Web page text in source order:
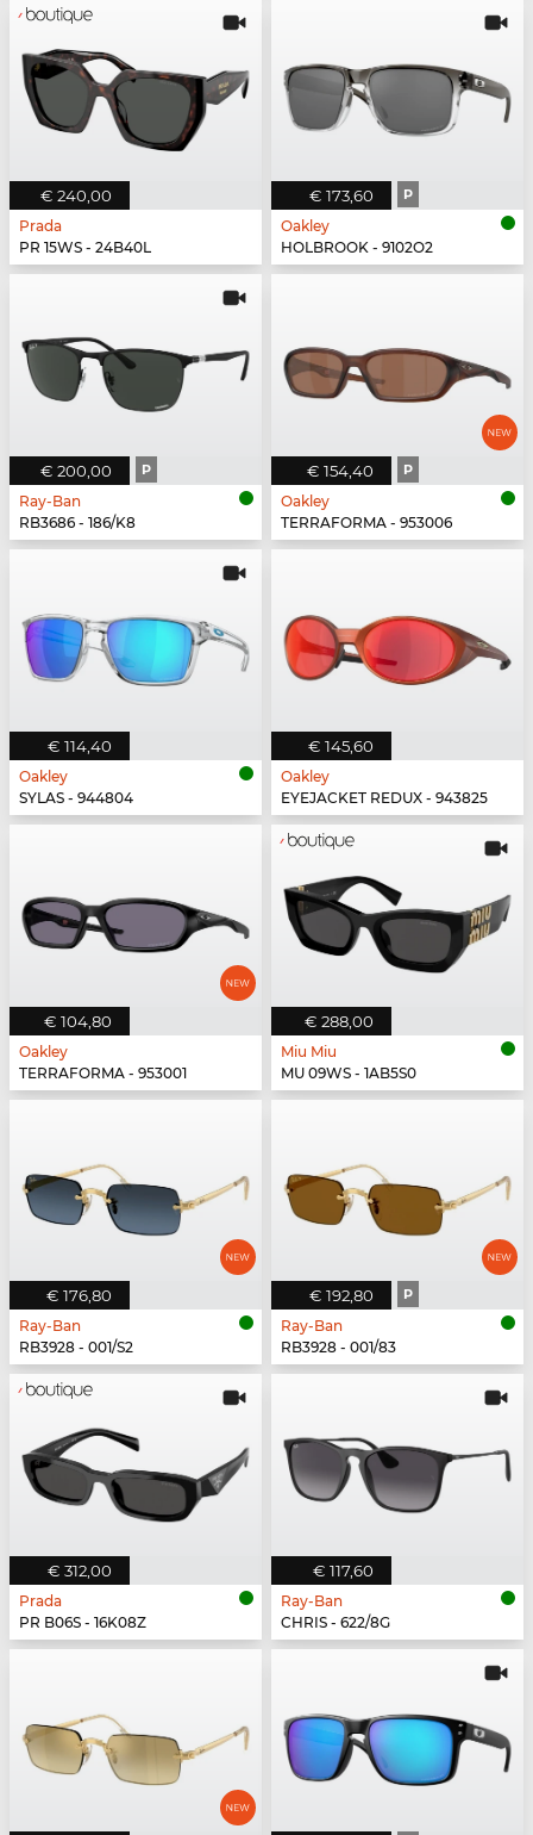
€ 240,00
Prada
PR 15WS - 24B40L
€ 173,60 P
Oakley
HOLBROOK - 9102O2
€ 200,00 P
Ray-Ban
RB3686 - 186/K8
€ 154,40 P
Oakley
TERRAFORMA - 953006
€ 114,40
Oakley
SYLAS - 944804
€ 145,60
Oakley
EYEJACKET REDUX - 943825
€ 104,80
Oakley
TERRAFORMA - 953001
€ 288,00
Miu Miu
MU 09WS - 1AB5S0
€ 176,80
Ray-Ban
RB3928 - 001/S2
€ 192,80 P
Ray-Ban
RB3928 - 001/83
€ 312,00
Prada
PR B06S - 16K08Z
€ 117,60
Ray-Ban
CHRIS - 622/8G